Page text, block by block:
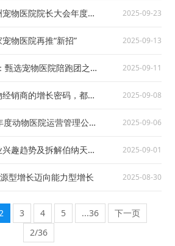
物医院院长大会年度奖
2025-09-23
物医院再推“新招” 2025-09-13
甄选宠物医院陪跑团之新
2025-09-11
销商的增长密码，都在
2025-09-08
动物医院运营管理公益
2025-09-06
趣趋势及拆解伯纳天
策略全链路打法
2025-09-01
型增长迈向能力型增长 2025-08-30
3 4 5 ...36
下一页
2/36